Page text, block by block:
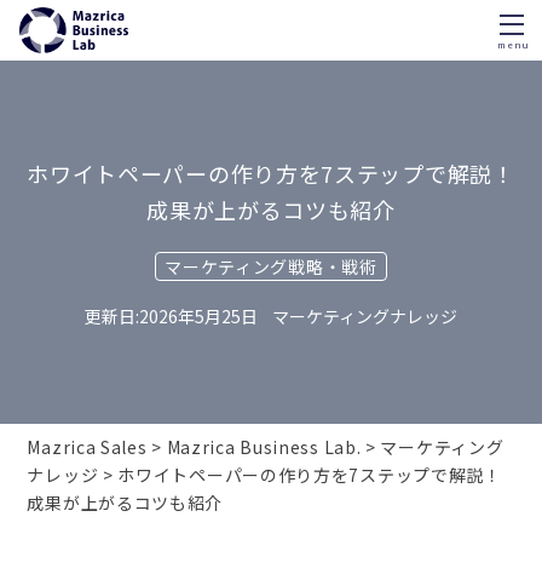
menu
ホワイトペーパーの作り方を7ステップで解説！
成果が上がるコツも紹介
マーケティング戦略・戦術
2026年5月25日 マーケティングナレッジ
Mazrica Sales Mazrica Business Lab.
マーケティング
ナレッジ
ホワイトペーパーの作り方を7ステップで解説！
成果が上がるコツも紹介